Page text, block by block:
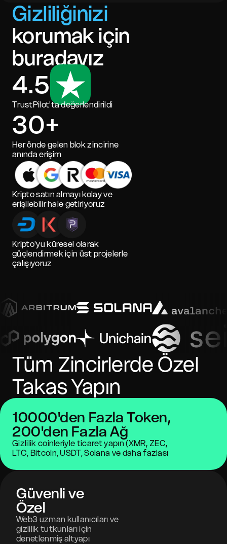
Gizliliğinizi
korumak için
buradayız
4.5
TrustPilot'ta değerlendirildi
30+
Her önde gelen blok zincirine
anında erişim
Kripto satın almayı kolay ve
erişilebilir hale getiriyoruz
Kripto'yu küresel olarak
güçlendirmek için üst projelerle
çalışıyoruz
Tüm Zincirlerde Özel
Takas Yapın
10000'den Fazla Token,
200'den Fazla Ağ
Gizlilik coinleriyle ticaret yapın (XMR, ZEC,
LTC, Bitcoin, USDT, Solana ve daha fazlası
Güvenli ve
Özel
Web3 uzman kullanıcıları ve
gizlilik tutkunları için
denetlenmiş altyapı